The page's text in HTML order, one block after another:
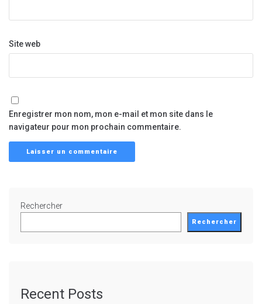
Site web
Enregistrer mon nom, mon e-mail et mon site dans le
navigateur pour mon prochain commentaire.
Rechercher
Rechercher
Recent Posts